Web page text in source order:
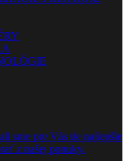
sme pre Vás tie najlepšie
z našej ponuky.